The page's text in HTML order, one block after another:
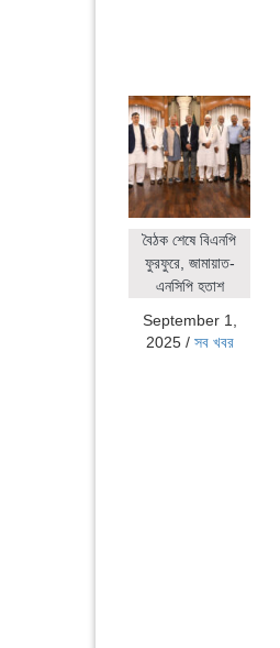
বৈঠক শেষে বিএনপি
ফুরফুরে, জামায়াত-
এনসিপি হতাশ
September 1,
2025/ সব খবর